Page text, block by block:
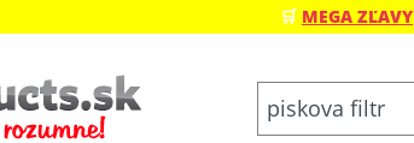
🛒 MEGA ZĽAVY